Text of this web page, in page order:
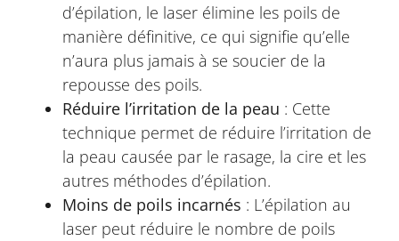
d’épilation, le laser élimine les poils de
manière définitive, ce qui signifie qu’elle
n’aura plus jamais à se soucier de la
repousse des poils.
Réduire l’irritation de la peau : Cette
technique permet de réduire l’irritation de
la peau causée par le rasage, la cire et les
autres méthodes d’épilation.
Moins de poils incarnés : L’épilation au
laser peut réduire le nombre de poils